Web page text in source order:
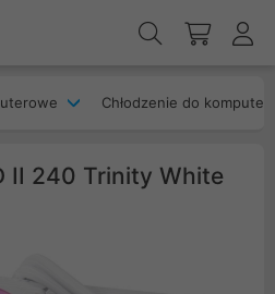
Chłodzenie do
II 240 Trinity White